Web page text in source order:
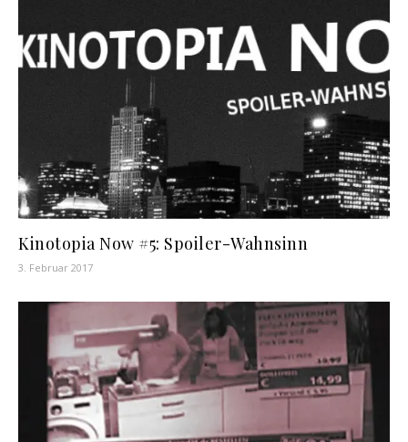
Kinotopia Now #5: Spoiler-Wahnsinn
3. Februar 2017